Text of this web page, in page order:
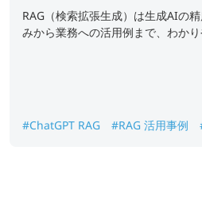
RAG（検索拡張生成）は生成AIの
みから業務への活用例まで、わかり
#ChatGPT RAG #RAG 活用事例